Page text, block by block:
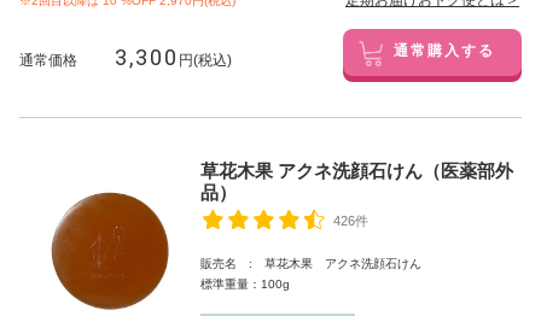
通常価格 3,300 円(税込) 通常購入する
草花木果 アクネ洗顔石けん（医薬部外
品）
426件
販売名 : 草花木果 アクネ洗顔石けん
標準重量：100g